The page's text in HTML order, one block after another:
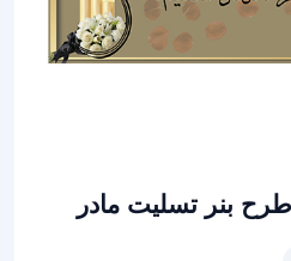
طرح بنر تسلیت مادر